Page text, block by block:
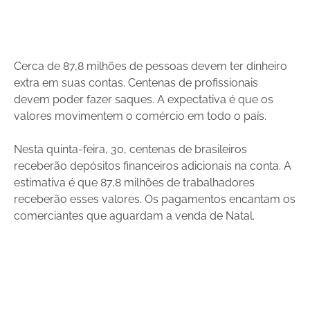
Cerca de 87,8 milhões de pessoas devem ter dinheiro
extra em suas contas. Centenas de profissionais
devem poder fazer saques. A expectativa é que os
valores movimentem o comércio em todo o país.
Nesta quinta-feira, 30, centenas de brasileiros
receberão depósitos financeiros adicionais na conta. A
estimativa é que 87,8 milhões de trabalhadores
receberão esses valores. Os pagamentos encantam os
comerciantes que aguardam a venda de Natal.